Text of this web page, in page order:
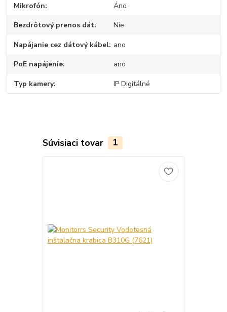
Mikrofón Áno
Bezdrôtový prenos dát Nie
Napájanie cez dátový kábel ano
PoE napájenie ano
Typ kamery IP Digitálné
Súvisiaci tovar 1